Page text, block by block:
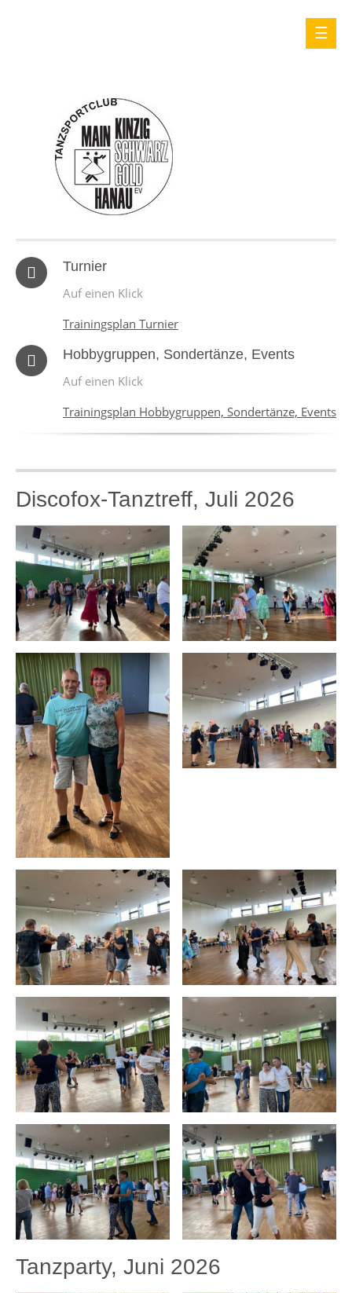
Turnier
Auf einen Klick
Trainingsplan Turnier
Hobbygruppen, Sondertänze, Events
Auf einen Klick
Trainingsplan Hobbygruppen, Sondertänze, Events
Discofox-Tanztreff, Juli 2026
Tanzparty, Juni 2026